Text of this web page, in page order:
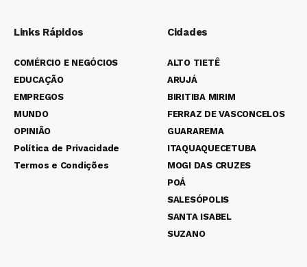
Links Rápidos
COMÉRCIO E NEGÓCIOS
EDUCAÇÃO
EMPREGOS
MUNDO
OPINIÃO
Política de Privacidade
Termos e Condições
Cidades
ALTO TIETÊ
ARUJÁ
BIRITIBA MIRIM
FERRAZ DE VASCONCELOS
GUARAREMA
ITAQUAQUECETUBA
MOGI DAS CRUZES
POÁ
SALESÓPOLIS
SANTA ISABEL
SUZANO